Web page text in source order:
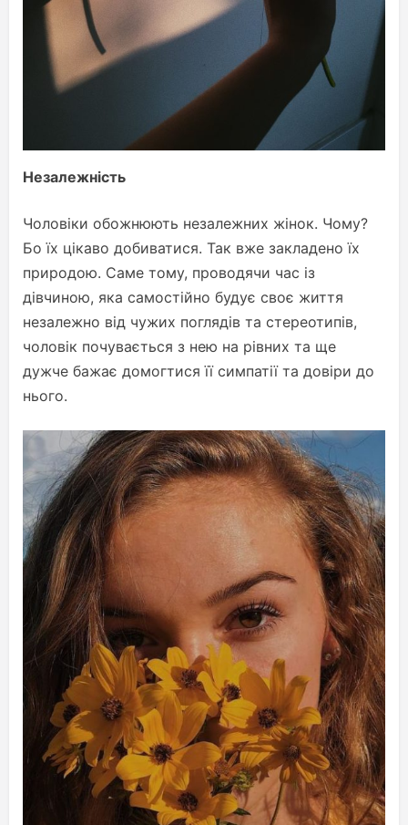
Незалежність
Чоловіки обожнюють незалежних жінок. Чому?
Бо їх цікаво добиватися. Так вже закладено їх
природою. Саме тому, проводячи час із
дівчиною, яка самостійно будує своє життя
незалежно від чужих поглядів та стереотипів,
чоловік почувається з нею на рівних та ще
дужче бажає домогтися її симпатії та довіри до
нього.